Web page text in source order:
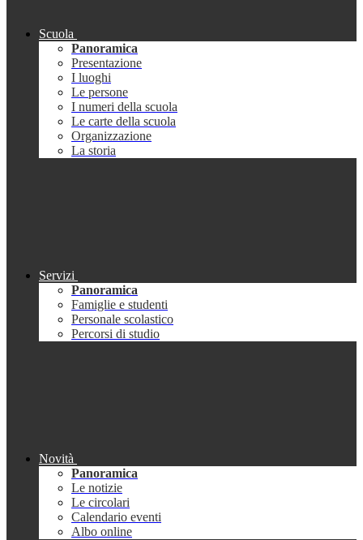
Scuola
Panoramica
Presentazione
I luoghi
Le persone
I numeri della scuola
Le carte della scuola
Organizzazione
La storia
Servizi
Panoramica
Famiglie e studenti
Personale scolastico
Percorsi di studio
Novità
Panoramica
Le notizie
Le circolari
Calendario eventi
Albo online